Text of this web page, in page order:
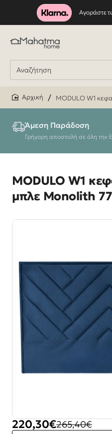
Αγοράστε
MODULO W1
Άμεση Παράδοση
Γρήγορη αποστολή σε όλη την
MODULO W1
μπλε Monolith 77
220,30€265,40€